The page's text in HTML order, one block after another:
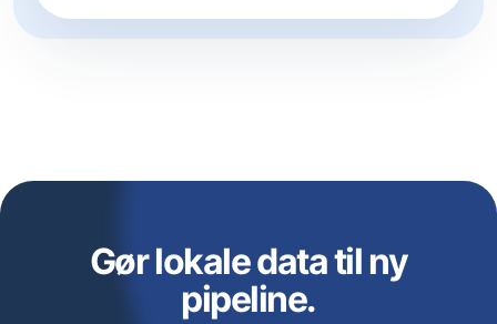
Gør lokale data til ny
pipeline.